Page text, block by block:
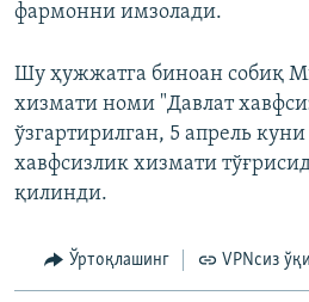
фармонни имзолади.
Шу ҳужжатга биноан собиқ
хизмати номи "Давлат
ўзгартирилган, 5 апрель куни
хавфсизлик хизмати
қилинди.
Ўртоқлашинг VPNсиз